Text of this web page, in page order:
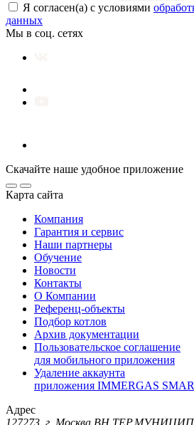
Я согласен(а) с условиями
данных
Мы в соц. сетях
Скачайте наше удобное приложение
Карта сайта
Компания
Гарантия и сервис
Наши партнеры
Обучение
Новости
Контакты
О Компании
Референц-объекты
Подбор котлов
Архив документации
Пользовательское соглашение
для мобильного приложения
Удаление аккаунта
приложения IMMERGAS
Адрес
127273, г. Москва